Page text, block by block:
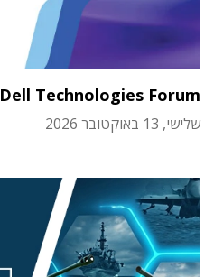
Dell Technologies Forum
שלישי, 13 באוקטובר 2026